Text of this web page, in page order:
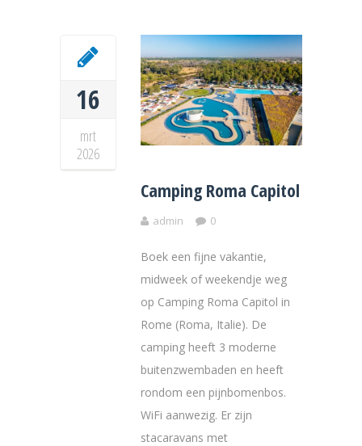
16
mrt
2026
Camping Roma Capitol
admin 0
Boek een fijne vakantie,
midweek of weekendje weg
op Camping Roma Capitol in
Rome (Roma, Italie). De
camping heeft 3 moderne
buitenzwembaden en heeft
rondom een pijnbomenbos.
WiFi aanwezig. Er zijn
stacaravans met